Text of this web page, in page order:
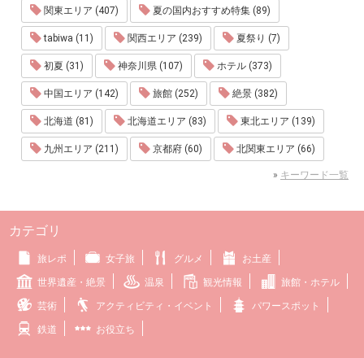
関東エリア (407) 夏の国内おすすめ特集 (89)
tabiwa (11) 関西エリア (239) 夏祭り (7)
初夏 (31) 神奈川県 (107) ホテル (373)
中国エリア (142) 旅館 (252) 絶景 (382)
北海道 (81) 北海道エリア (83) 東北エリア (139)
九州エリア (211) 京都府 (60) 北関東エリア (66)
» キーワード一覧
カテゴリ
旅レポ 女子旅 グルメ お土産
世界遺産・絶景 温泉 観光情報 旅館・ホテル
芸術 アクティビティ・イベント パワースポット
鉄道 お役立ち